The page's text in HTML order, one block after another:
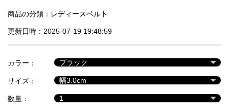
セ
ル
品
商品の分類： レディースベルト
更新日時：2025-07-19 19:48:59
カラー：
サイズ：
数量：